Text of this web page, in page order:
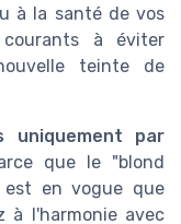
à la santé de vos
courants à éviter
teinte de
uniquement par
que le "blond
en vogue que
à l'harmonie avec